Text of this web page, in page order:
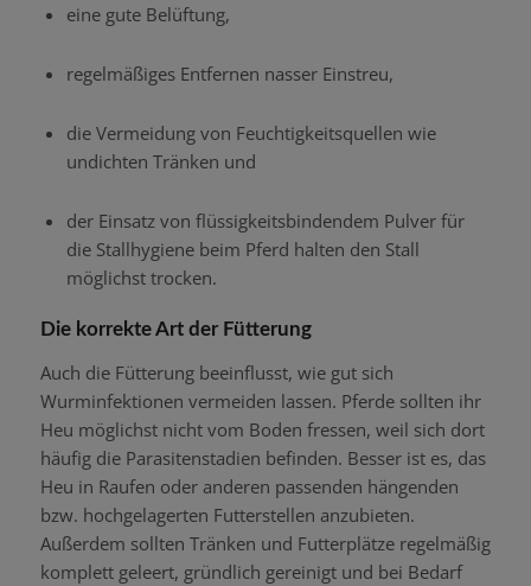
eine gute Belüftung,
regelmäßiges Entfernen nasser Einstreu,
die Vermeidung von Feuchtigkeitsquellen wie
undichten Tränken und
der Einsatz von flüssigkeitsbindendem Pulver für
die Stallhygiene beim Pferd halten den Stall
möglichst trocken.
Die korrekte Art der Fütterung
Auch die Fütterung beeinflusst, wie gut sich
Wurminfektionen vermeiden lassen. Pferde sollten ihr
Heu möglichst nicht vom Boden fressen, weil sich dort
häufig die Parasitenstadien befinden. Besser ist es, das
Heu in Raufen oder anderen passenden hängenden
bzw. hochgelagerten Futterstellen anzubieten.
Außerdem sollten Tränken und Futterplätze regelmäßig
komplett geleert, gründlich gereinigt und bei Bedarf